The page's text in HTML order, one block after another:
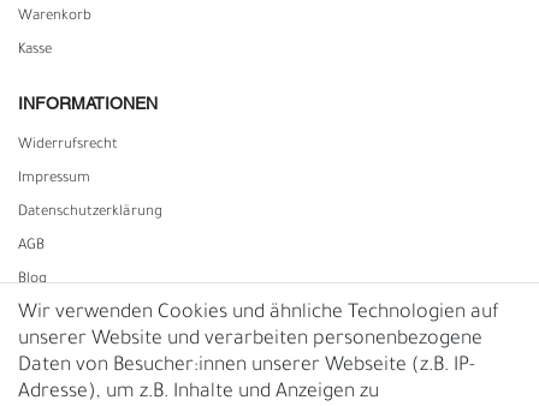
Warenkorb
Kasse
INFORMATIONEN
Widerrufs­recht
Impressum
Daten­schutz­erklärung
AGB
Blog
Vertrag widerrufen
UNTERNEHMEN
Wir verwenden Cookies und ähnliche Technologien auf
unserer Website und verarbeiten personenbezogene
Daten von Besucher:innen unserer Webseite (z.B. IP-
Adresse), um z.B. Inhalte und Anzeigen zu